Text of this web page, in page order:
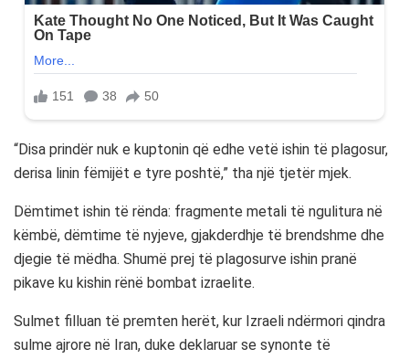
“Disa prindër nuk e kuptonin që edhe vetë ishin të plagosur,
derisa linin fëmijët e tyre poshtë,” tha një tjetër mjek.
Dëmtimet ishin të rënda: fragmente metali të ngulitura në
këmbë, dëmtime të nyjeve, gjakderdhje të brendshme dhe
djegie të mëdha. Shumë prej të plagosurve ishin pranë
pikave ku kishin rënë bombat izraelite.
Sulmet filluan të premten herët, kur Izraeli ndërmori qindra
sulme ajrore në Iran, duke deklaruar se synonte të